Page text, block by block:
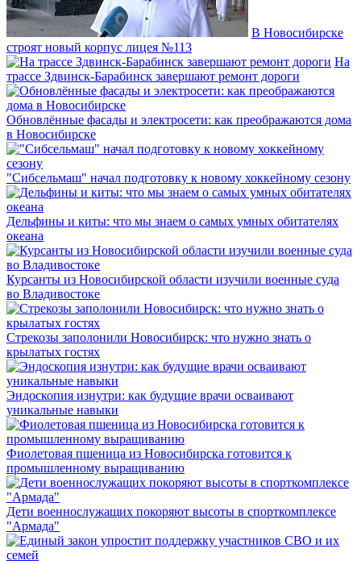
В Новосибирске
строят новый корпус лицея №113
На
трассе Здвинск-Барабинск завершают ремонт дороги
Обновлённые фасады и электросети: как преображаются дома
в Новосибирске
"Сибсельмаш" начал подготовку к новому хоккейному сезону
Дельфины и киты: что мы знаем о самых умных обитателях
океана
Курсанты из Новосибирской области изучили военные суда
во Владивостоке
Стрекозы заполонили Новосибирск: что нужно знать о
крылатых гостях
Эндоскопия изнутри: как будущие врачи осваивают
уникальные навыки
Фиолетовая пшеница из Новосибирска готовится к
промышленному выращиванию
Дети военнослужащих покоряют высоты в спорткомплексе
"Армада"